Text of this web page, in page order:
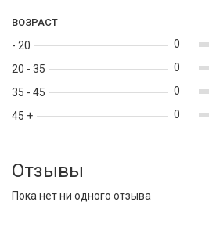
ВОЗРАСТ
- 20
20 - 35
35 - 45
45 +
0
0
0
0
Отзывы
Пока нет ни одного отзыва